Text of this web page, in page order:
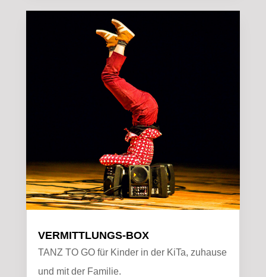
VERMITTLUNGS-BOX
TANZ TO GO für Kinder in der KiTa, zuhause
und mit der Familie.